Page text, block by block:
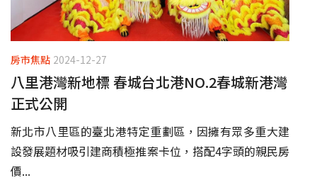
房市焦點 2024-12-27
八里港灣新地標 春城台北港NO.2春城新港灣
正式公開
新北市八里區的臺北港特定重劃區，因擁有眾多重大建
設發展題材吸引建商積極推案卡位，搭配4字頭的親民房
價...